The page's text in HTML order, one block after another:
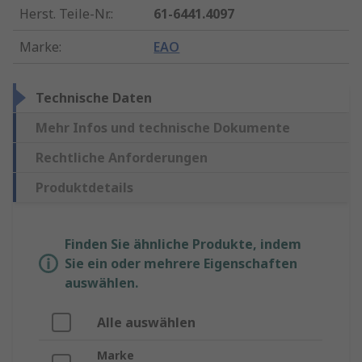
Herst. Teile-Nr.:
61-6441.4097
Marke: EAO
Technische Daten
Mehr Infos und technische Dokumente
Rechtliche Anforderungen
Produktdetails
Finden Sie ähnliche Produkte, indem
Sie ein oder mehrere Eigenschaften
auswählen.
Alle auswählen
Marke